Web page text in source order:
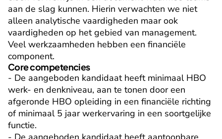
aan de slag kunnen. Hierin verwachten we niet
alleen analytische vaardigheden maar ook
vaardigheden op het gebied van management.
Veel werkzaamheden hebben een financiële
component.
Core competencies
- De aangeboden kandidaat heeft minimaal HBO
werk- en denkniveau, aan te tonen door een
afgeronde HBO opleiding in een financiële richting
of minimaal 5 jaar werkervaring in een soortgelijke
functie.